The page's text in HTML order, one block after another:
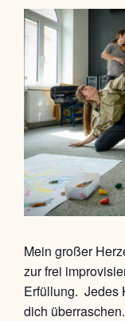
Mein großer
zur frei
Erfüllung. Jedes
dich überraschen.